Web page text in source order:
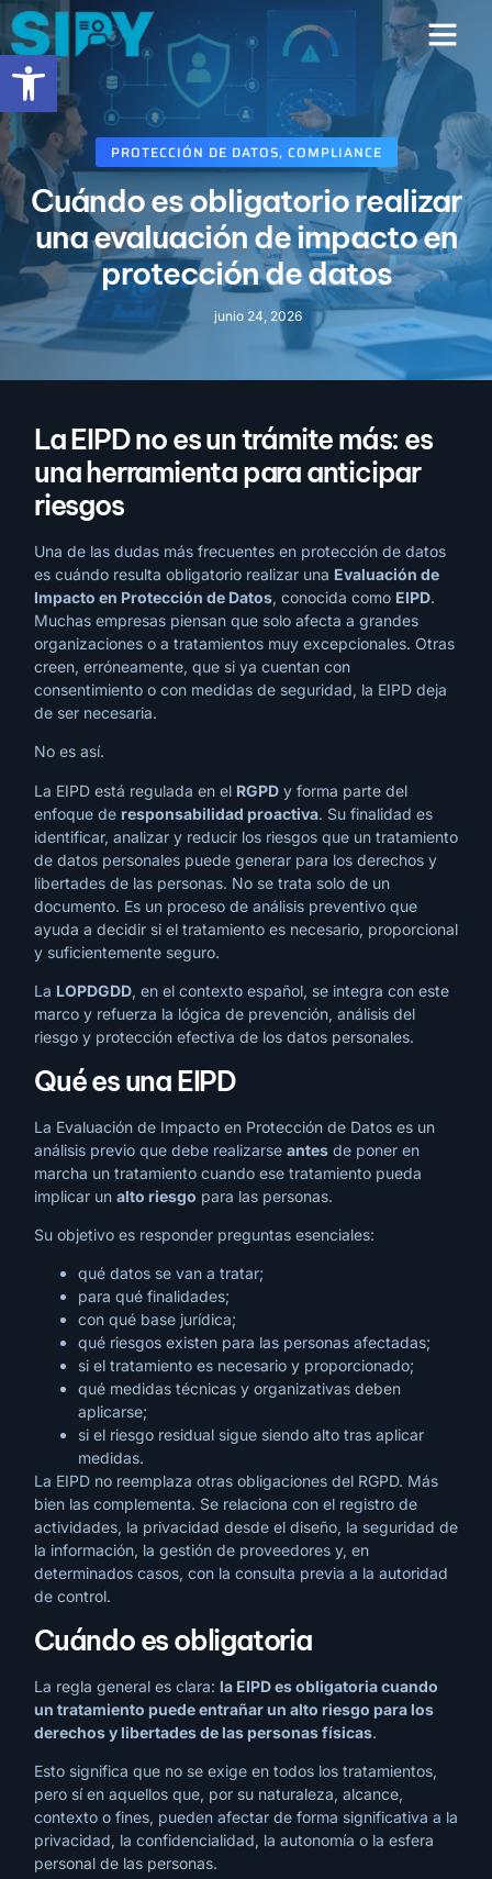
contenido
PROTECCIÓN DE DATOS, COMPLIANCE
Cuándo es obligatorio realizar
una evaluación de impacto en
protección de datos
junio 24, 2026
La EIPD no es un trámite más: es
una herramienta para anticipar
riesgos
Una de las dudas más frecuentes en protección de datos
es cuándo resulta obligatorio realizar una Evaluación de
Impacto en Protección de Datos, conocida como EIPD.
Muchas empresas piensan que solo afecta a grandes
organizaciones o a tratamientos muy excepcionales. Otras
creen, erróneamente, que si ya cuentan con
consentimiento o con medidas de seguridad, la EIPD deja
de ser necesaria.
No es así.
La EIPD está regulada en el RGPD y forma parte del
enfoque de responsabilidad proactiva. Su finalidad es
identificar, analizar y reducir los riesgos que un tratamiento
de datos personales puede generar para los derechos y
libertades de las personas. No se trata solo de un
documento. Es un proceso de análisis preventivo que
ayuda a decidir si el tratamiento es necesario, proporcional
y suficientemente seguro.
La LOPDGDD, en el contexto español, se integra con este
marco y refuerza la lógica de prevención, análisis del
riesgo y protección efectiva de los datos personales.
Qué es una EIPD
La Evaluación de Impacto en Protección de Datos es un
análisis previo que debe realizarse antes de poner en
marcha un tratamiento cuando ese tratamiento pueda
implicar un alto riesgo para las personas.
Su objetivo es responder preguntas esenciales:
qué datos se van a tratar;
para qué finalidades;
con qué base jurídica;
qué riesgos existen para las personas afectadas;
si el tratamiento es necesario y proporcionado;
qué medidas técnicas y organizativas deben
aplicarse;
si el riesgo residual sigue siendo alto tras aplicar
medidas.
La EIPD no reemplaza otras obligaciones del RGPD. Más
bien las complementa. Se relaciona con el registro de
actividades, la privacidad desde el diseño, la seguridad de
la información, la gestión de proveedores y, en
determinados casos, con la consulta previa a la autoridad
de control.
Cuándo es obligatoria
La regla general es clara: la EIPD es obligatoria cuando
un tratamiento puede entrañar un alto riesgo para los
derechos y libertades de las personas físicas.
Esto significa que no se exige en todos los tratamientos,
pero sí en aquellos que, por su naturaleza, alcance,
contexto o fines, pueden afectar de forma significativa a la
privacidad, la confidencialidad, la autonomía o la esfera
personal de las personas.
Abrir barra de herramientas